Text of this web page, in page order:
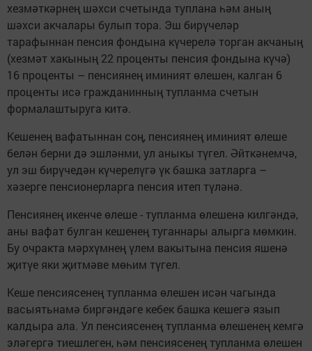
хезмәткәрнең шәхси счетында туплана һәм аның
шәхси акчалары булып тора. Эш бирүчеләр
тарафыннан пенсия фондына күчерелә торган акчаның
(хезмәт хакының 22 проценты пенсия фондына күчә)
16 проценты – пенсиянең иминият өлешен, калган 6
проценты исә гражданинның тупланма счетын
формалаштыруга китә.
Кешенең вафатыннан соң, пенсиянең иминият өлеше
белән берни дә эшләнми, ул аныкы түгел. Әйткәнемчә,
ул эш бирүчедән күчерелүгә үк башка затларга –
хәзерге пенсионерларга пенсия итеп түләнә.
Пенсиянең икенче өлеше - тупланма өлешенә килгәндә,
аны вафат булган кешенең туганнары алырга мөмкин.
Бу очракта мәрхүмнең үлем вакытына пенсия яшенә
җитүе яки җитмәве мөһим түгел.
Кеше пенсиясенең тупланма өлешен исән чагында
васыятьнамә биргәндәге кебек башка кешегә язып
калдыра ала. Ул пенсиясенең тупланма өлешенең кемгә
эләгергә тиешлеген, һәм пенсиясенең тупланма өлешен